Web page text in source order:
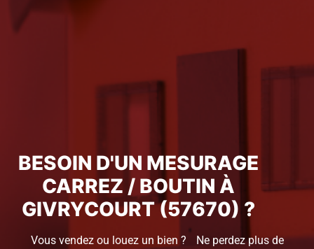
BESOIN D'UN MESURAGE
CARREZ / BOUTIN À
GIVRYCOURT (57670) ?
Vous vendez ou louez un bien ? Ne perdez plus de